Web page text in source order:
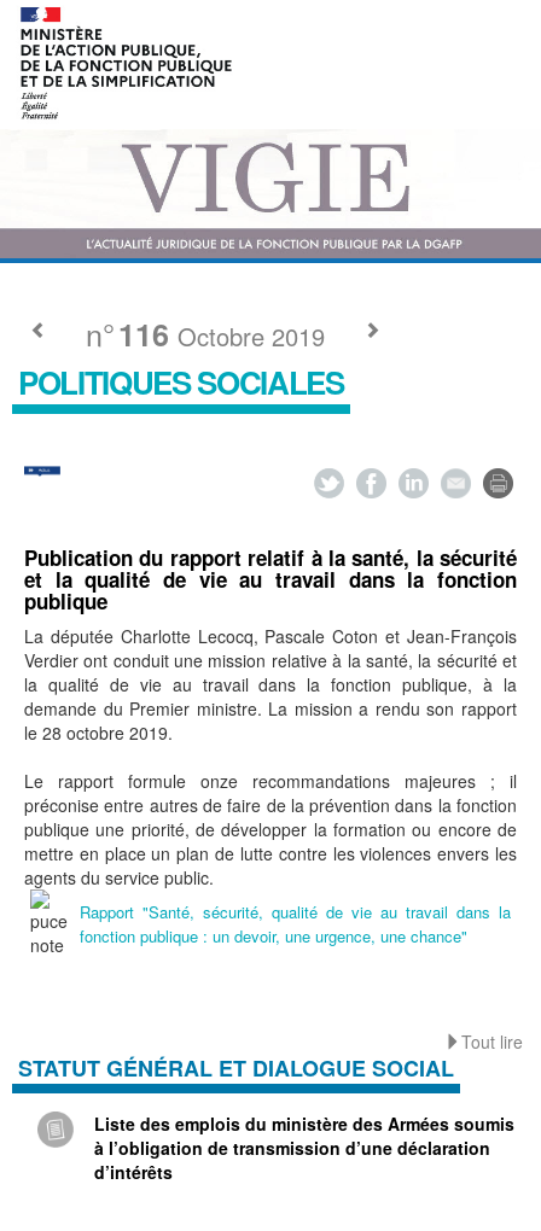
n°116 Octobre 2019
POLITIQUES SOCIALES
Publication du rapport relatif à la santé, la sécurité
et la qualité de vie au travail dans la fonction
publique
La députée Charlotte Lecocq, Pascale Coton et Jean-François
Verdier ont conduit une mission relative à la santé, la sécurité et
la qualité de vie au travail dans la fonction publique, à la
demande du Premier ministre. La mission a rendu son rapport
le 28 octobre 2019.
Le rapport formule onze recommandations majeures ; il
préconise entre autres de faire de la prévention dans la fonction
publique une priorité, de développer la formation ou encore de
mettre en place un plan de lutte contre les violences envers les
agents du service public.
Rapport "Santé, sécurité, qualité de vie au travail dans la
fonction publique : un devoir, une urgence, une chance"
Tout lire
STATUT GÉNÉRAL ET DIALOGUE SOCIAL
Liste des emplois du ministère des Armées soumis
à l’obligation de transmission d’une déclaration
d’intérêts